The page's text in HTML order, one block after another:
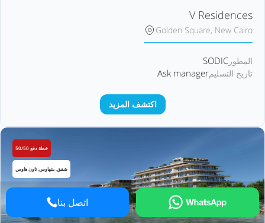
V Residences
Golden Square, New Cairo
المطور SODIC
تاريخ التسليمAsk manager
اكتشف المزيد
خطة دفع 50/50
شقق, بنتهاوس, تاون هاوس
اتصل بنا